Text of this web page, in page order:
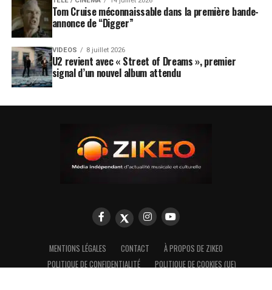
Tom Cruise méconnaissable dans la première bande-
annonce de “Digger”
VIDEOS 8 juillet 2026
U2 revient avec « Street of Dreams », premier
signal d’un nouvel album attendu
MENTIONS LÉGALES CONTACT
À PROPOS DE ZIKEO
POLITIQUE DE CONFIDENTIALITÉ
POLITIQUE DE COOKIES (UE)